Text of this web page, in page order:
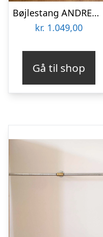
Bøjlestang ANDREA sort med messing med hylde (hylden er ikke vist på billedet)
kr. 1.049,00
Gå til shop